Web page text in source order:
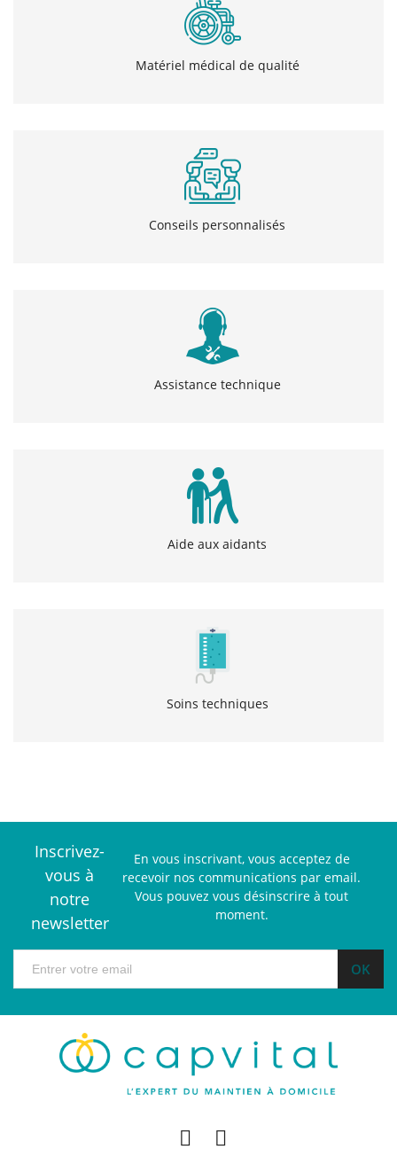
Matériel médical de qualité
Conseils personnalisés
Assistance technique
Aide aux aidants
Soins techniques
Inscrivez-
vous à
notre
newsletter
En vous inscrivant, vous acceptez de
recevoir nos communications par email.
Vous pouvez vous désinscrire à tout
moment.